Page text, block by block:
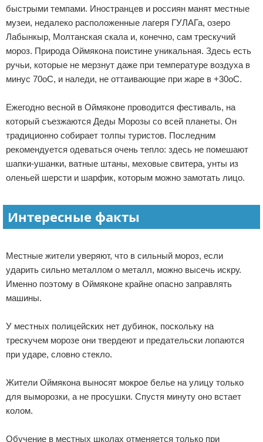
быстрыми темпами. Иностранцев и россиян манят местные
музеи, недалеко расположенные лагеря ГУЛАГа, озеро
Лабынкыр, Молтанская скала и, конечно, сам трескучий
мороз. Природа Оймякона поистине уникальная. Здесь есть
ручьи, которые не мерзнут даже при температуре воздуха в
минус 70оС, и наледи, не оттаивающие при жаре в +30оС.
Ежегодно весной в Оймяконе проводится фестиваль, на
который съезжаются Деды Морозы со всей планеты. Он
традиционно собирает толпы туристов. Последним
рекомендуется одеваться очень тепло: здесь не помешают
шапки-ушанки, ватные штаны, меховые свитера, унты из
оленьей шерсти и шарфик, которым можно замотать лицо.
Интересные факты
Местные жители уверяют, что в сильный мороз, если
ударить сильно металлом о металл, можно высечь искру.
Именно поэтому в Оймяконе крайне опасно заправлять
машины.
У местных полицейских нет дубинок, поскольку на
трескучем морозе они твердеют и предательски лопаются
при ударе, словно стекло.
Жители Оймякона выносят мокрое белье на улицу только
для выморозки, а не просушки. Спустя минуту оно встает
колом.
Обучение в местных школах отменяется только при